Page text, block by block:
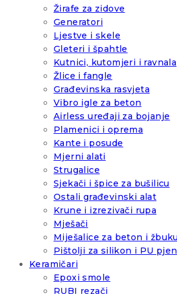
Žirafe za zidove
Generatori
Ljestve i skele
Gleteri i špahtle
Kutnici, kutomjeri i ravnala
Žlice i fangle
Građevinska rasvjeta
Vibro igle za beton
Airless uređaji za bojanje
Plamenici i oprema
Kante i posude
Mjerni alati
Strugalice
Sjekači i špice za bušilicu
Ostali građevinski alat
Krune i izrezivači rupa
Mješači
Miješalice za beton i žbuku
Pištolji za silikon i PU
Keramičari
Epoxi smole
RUBI rezači